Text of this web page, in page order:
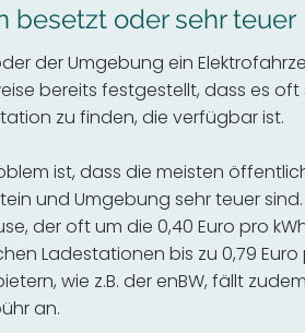
besetzt oder sehr teuer
der Umgebung ein
bereits festgestellt, dass es oft
zu finden, die verfügbar ist.
ist, dass die meisten
und Umgebung sehr teuer
der oft um die 0,40 Euro pro
Ladestationen bis zu 0,79 Euro
wie z.B. der enBW, fällt
an.